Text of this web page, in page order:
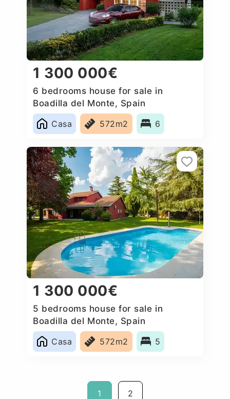
1 300 000€
6 bedrooms house for sale in
Boadilla del Monte, Spain
Casa
572m2 6
1 300 000€
5 bedrooms house for sale in
Boadilla del Monte, Spain
Casa
572m2 5
1 2